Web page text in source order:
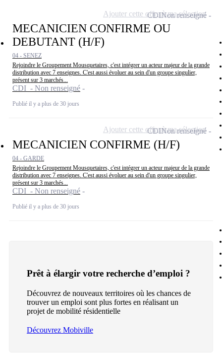
MECANICIEN CONFIRME OU
DEBUTANT (H/F)
04 - SENEZ
Rejoindre le Groupement Mousquetaires, c'est intégrer un acteur majeur de la grande
distribution avec 7 enseignes. C'est aussi évoluer au sein d'un groupe singulier,
présent sur 3 marchés...
CDI - Non renseigné
Publié il y a plus de 30 jours
CDINon renseigné
Ajouter cette offre à ma sélection
MECANICIEN CONFIRME (H/F)
04 - GARDE
Rejoindre le Groupement Mousquetaires, c'est intégrer un acteur majeur de la grande
distribution avec 7 enseignes. C'est aussi évoluer au sein d'un groupe singulier,
présent sur 3 marchés...
CDI - Non renseigné
Publié il y a plus de 30 jours
CDINon renseigné
Ajouter cette offre à ma sélection
Prêt à élargir votre recherche d’emploi ?
Découvrez de nouveaux territoires où les chances de
trouver un emploi sont plus fortes en réalisant un
projet de mobilité résidentielle
Découvrez Mobiville